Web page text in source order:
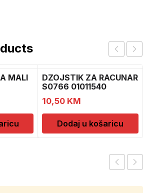
MALI
DZOJSTIK ZA RACUNAR
S0766 01011540
10,50 KM
Dodaj u košaricu